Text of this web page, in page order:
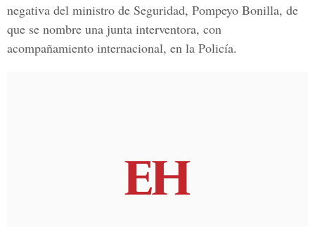
negativa del ministro de Seguridad, Pompeyo Bonilla, de
que se nombre una junta interventora, con
acompañamiento internacional, en la Policía.